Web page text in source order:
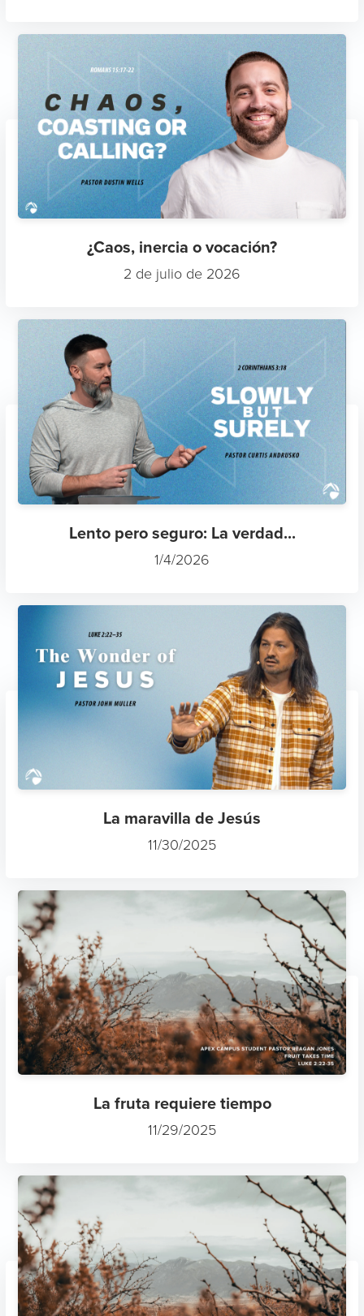
¿Caos, inercia o vocación?
2 de julio de 2026
Lento pero seguro: La verdad...
1/4/2026
La maravilla de Jesús
11/30/2025
La fruta requiere tiempo
11/29/2025